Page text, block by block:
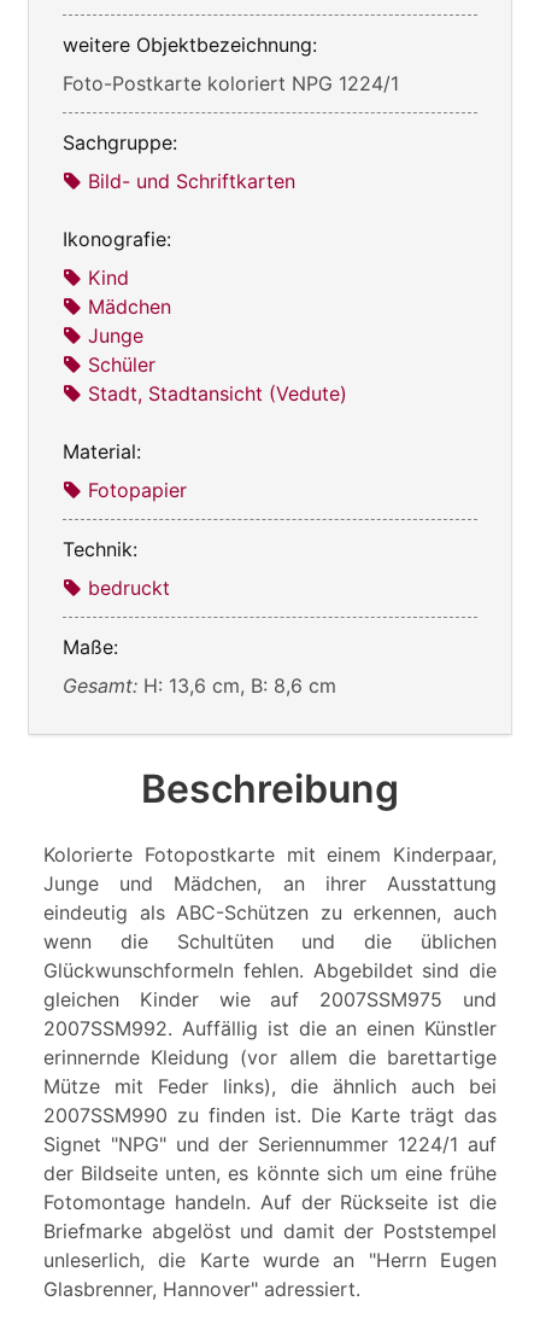
weitere Objektbezeichnung:
Foto-Postkarte koloriert NPG 1224/1
Sachgruppe:
Bild- und Schriftkarten
Ikonografie:
Kind
Mädchen
Junge
Schüler
Stadt, Stadtansicht (Vedute)
Material:
Fotopapier
Technik:
bedruckt
Maße:
Gesamt: H: 13,6 cm, B: 8,6 cm
Beschreibung
Kolorierte Fotopostkarte mit einem Kinderpaar,
Junge und Mädchen, an ihrer Ausstattung
eindeutig als ABC-Schützen zu erkennen, auch
wenn die Schultüten und die üblichen
Glückwunschformeln fehlen. Abgebildet sind die
gleichen Kinder wie auf 2007SSM975 und
2007SSM992. Auffällig ist die an einen Künstler
erinnernde Kleidung (vor allem die barettartige
Mütze mit Feder links), die ähnlich auch bei
2007SSM990 zu finden ist. Die Karte trägt das
Signet "NPG" und der Seriennummer 1224/1 auf
der Bildseite unten, es könnte sich um eine frühe
Fotomontage handeln. Auf der Rückseite ist die
Briefmarke abgelöst und damit der Poststempel
unleserlich, die Karte wurde an "Herrn Eugen
Glasbrenner, Hannover" adressiert.